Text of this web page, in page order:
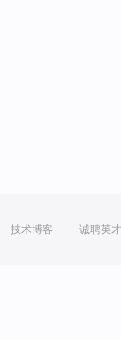
技术博客 诚聘英才